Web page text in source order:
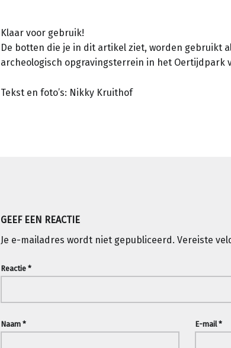
Klaar voor gebruik!
De botten die je in dit artikel ziet, worden gebruikt
archeologisch opgravingsterrein in het Oertijdpark
Tekst en foto’s: Nikky Kruithof
GEEF EEN REACTIE
Je e-mailadres wordt niet gepubliceerd. Vereiste
Reactie *
Naam * E-mail*